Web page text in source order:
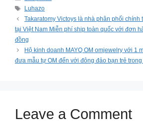
Tags
Luhazo
Takaratomy ️Victoys là nhà phân phối chính
tại Việt Nam Miễn phí ship toàn quốc với đơn
đồng
Hộ kinh doanh MAYQ OM omjewelry với 1
đưa mẫu tự OM đến với đông đảo bạn trẻ
Leave a Comment